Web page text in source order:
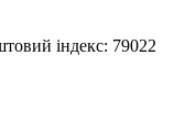
індекс: 79022